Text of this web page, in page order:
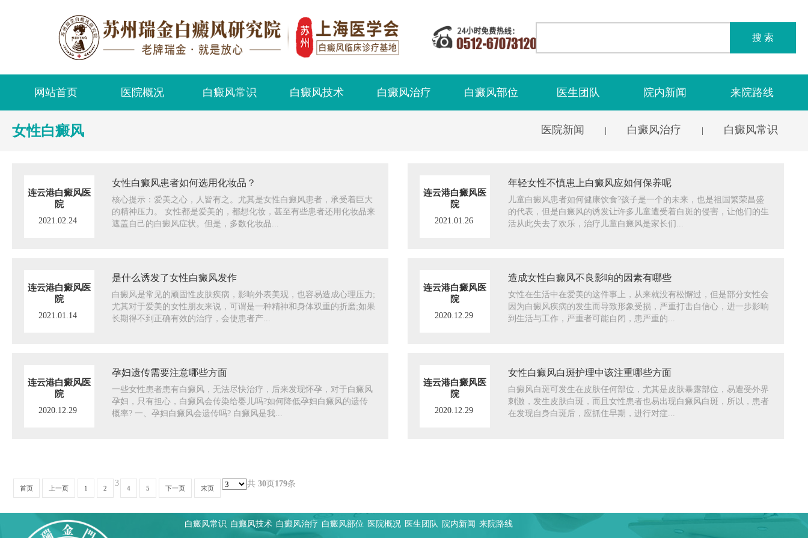
搜 索
网站首页 医院概况 白癜风常识 白癜风技术 白癜风治疗 白癜风部位 医生团队 院内新闻 来院路线
女性白癜风 医院新闻 白癜风治疗 白癜风常识
连云港白癜风医
院
2021.02.24
女性白癜风患者如何选用化妆品？
核心提示：爱美之心，人皆有之。尤其是女性白癜风患者，承受着巨大
的精神压力。 女性都是爱美的，都想化妆，甚至有些患者还用化妆品来
遮盖自己的白癜风症状。但是，多数化妆品...
连云港白癜风医
院
2021.01.26
年轻女性不慎患上白癜风应如何保养呢
儿童白癜风患者如何健康饮食?孩子是一个的未来，也是祖国繁荣昌盛
的代表，但是白癜风的诱发让许多儿童遭受着白斑的侵害，让他们的生
活从此失去了欢乐，治疗儿童白癜风是家长们...
连云港白癜风医
院
2021.01.14
是什么诱发了女性白癜风发作
白癜风是常见的顽固性皮肤疾病，影响外表美观，也容易造成心理压力;
尤其对于爱美的女性朋友来说，可谓是一种精神和身体双重的折磨;如果
长期得不到正确有效的治疗，会使患者产...
连云港白癜风医
院
2020.12.29
造成女性白癜风不良影响的因素有哪些
女性在生活中在爱美的这件事上，从来就没有松懈过，但是部分女性会
因为白癜风疾病的发生而导致形象受损，严重打击自信心，进一步影响
到生活与工作，严重者可能自闭，患严重的...
连云港白癜风医
院
2020.12.29
孕妇遗传需要注意哪些方面
一些女性患者患有白癜风，无法尽快治疗，后来发现怀孕，对于白癜风
孕妇，只有担心，白癜风会传染给婴儿吗?如何降低孕妇白癜风的遗传
概率? 一、孕妇白癜风会遗传吗? 白癜风是我...
连云港白癜风医
院
2020.12.29
女性白癜风白斑护理中该注重哪些方面
白癜风白斑可发生在皮肤任何部位，尤其是皮肤暴露部位，易遭受外界
刺激，发生皮肤白斑，而且女性患者也易出现白癜风白斑，所以，患者
在发现自身白斑后，应抓住早期，进行对症...
首页 上一页 1 2
3
4 5 下一页 末页 共30页 179条
白癜风常识 白癜风技术 白癜风治疗 白癜风部位 医院概况 医生团队 院内新闻 来院路线